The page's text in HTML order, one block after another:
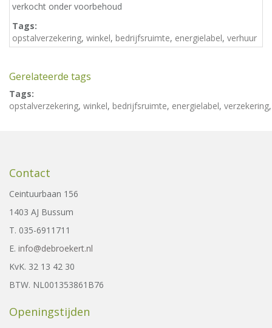
verkocht onder voorbehoud
Tags:
opstalverzekering, winkel, bedrijfsruimte, energielabel, verhuur
Gerelateerde tags
Tags:
opstalverzekering, winkel, bedrijfsruimte, energielabel, verzekering
Contact
Ceintuurbaan 156
1403 AJ Bussum
T. 035-6911711
E. info@debroekert.nl
KvK. 32 13 42 30
BTW. NL001353861B76
Openingstijden